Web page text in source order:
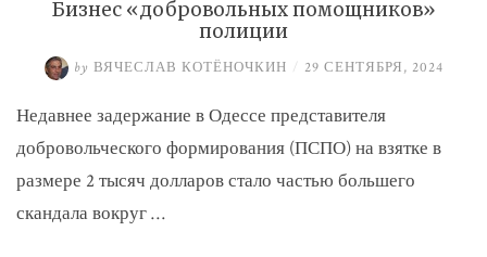
Бизнес «добровольных помощников»
полиции
by ВЯЧЕСЛАВ КОТЁНОЧКИН / 29 СЕНТЯБРЯ, 2024
Недавнее задержание в Одессе представителя
добровольческого формирования (ПСПО) на взятке в
размере 2 тысяч долларов стало частью большего
скандала вокруг …